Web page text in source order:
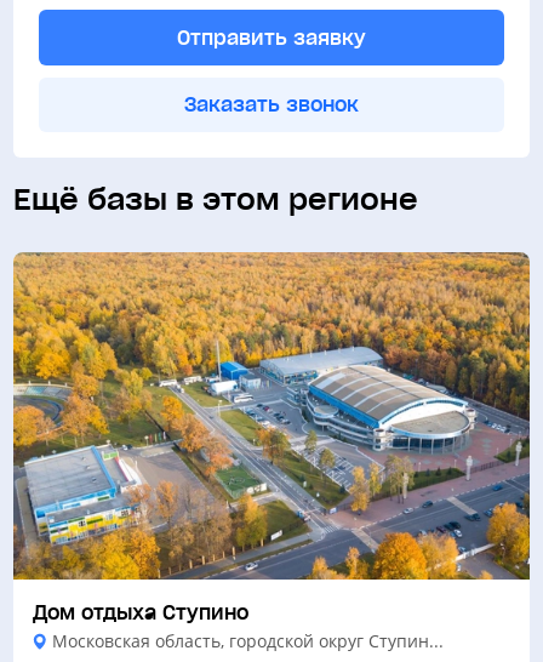
Отправить заявку
Заказать звонок
Ещё базы в этом регионе
Дом отдыха Ступино
Московская область, городской округ Ступин...